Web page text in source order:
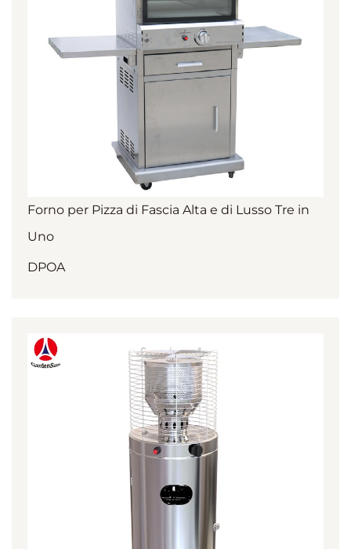
Forno per Pizza di Fascia Alta e di Lusso Tre in
Uno
DPOA